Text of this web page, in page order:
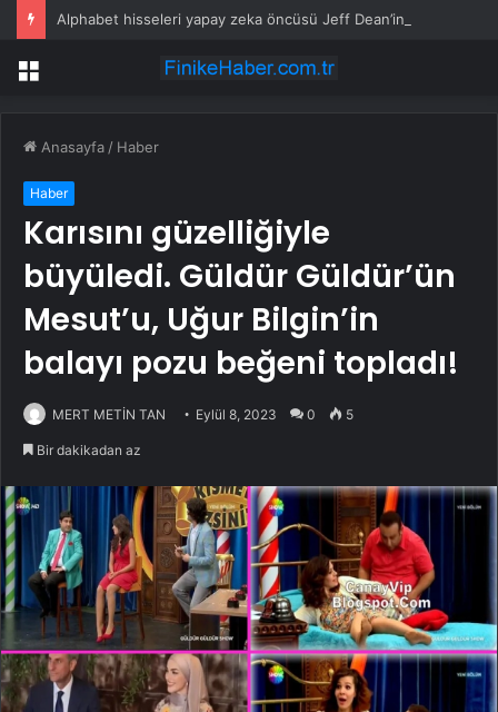
Menü
Anasayfa / Haber
Haber
Karısını güzelliğiyle
büyüledi. Güldür Güldür’ün
Mesut’u, Uğur Bilgin’in
balayı pozu beğeni topladı!
MERT METİN TAN Eylül 8, 2023 0 5
Bir dakikadan az